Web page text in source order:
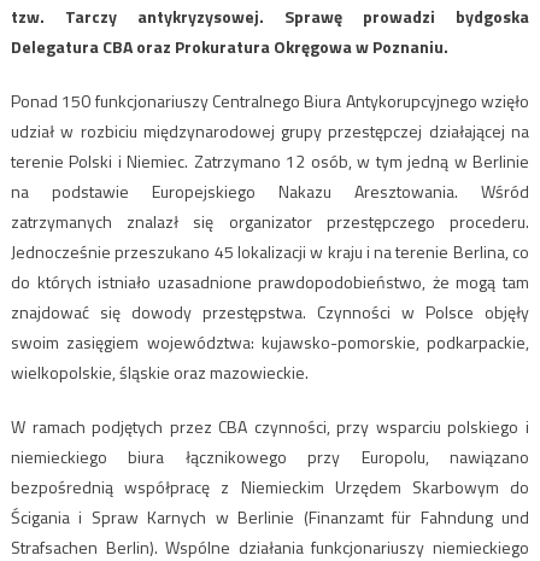
tzw. Tarczy antykryzysowej. Sprawę prowadzi bydgoska
Delegatura CBA oraz Prokuratura Okręgowa w Poznaniu.
Ponad 150 funkcjonariuszy Centralnego Biura Antykorupcyjnego wzięło
udział w rozbiciu międzynarodowej grupy przestępczej działającej na
terenie Polski i Niemiec. Zatrzymano 12 osób, w tym jedną w Berlinie
na podstawie Europejskiego Nakazu Aresztowania. Wśród
zatrzymanych znalazł się organizator przestępczego procederu.
Jednocześnie przeszukano 45 lokalizacji w kraju i na terenie Berlina, co
do których istniało uzasadnione prawdopodobieństwo, że mogą tam
znajdować się dowody przestępstwa. Czynności w Polsce objęły
swoim zasięgiem województwa: kujawsko-pomorskie, podkarpackie,
wielkopolskie, śląskie oraz mazowieckie.
W ramach podjętych przez CBA czynności, przy wsparciu polskiego i
niemieckiego biura łącznikowego przy Europolu, nawiązano
bezpośrednią współpracę z Niemieckim Urzędem Skarbowym do
Ścigania i Spraw Karnych w Berlinie (Finanzamt für Fahndung und
Strafsachen Berlin). Wspólne działania funkcjonariuszy niemieckiego